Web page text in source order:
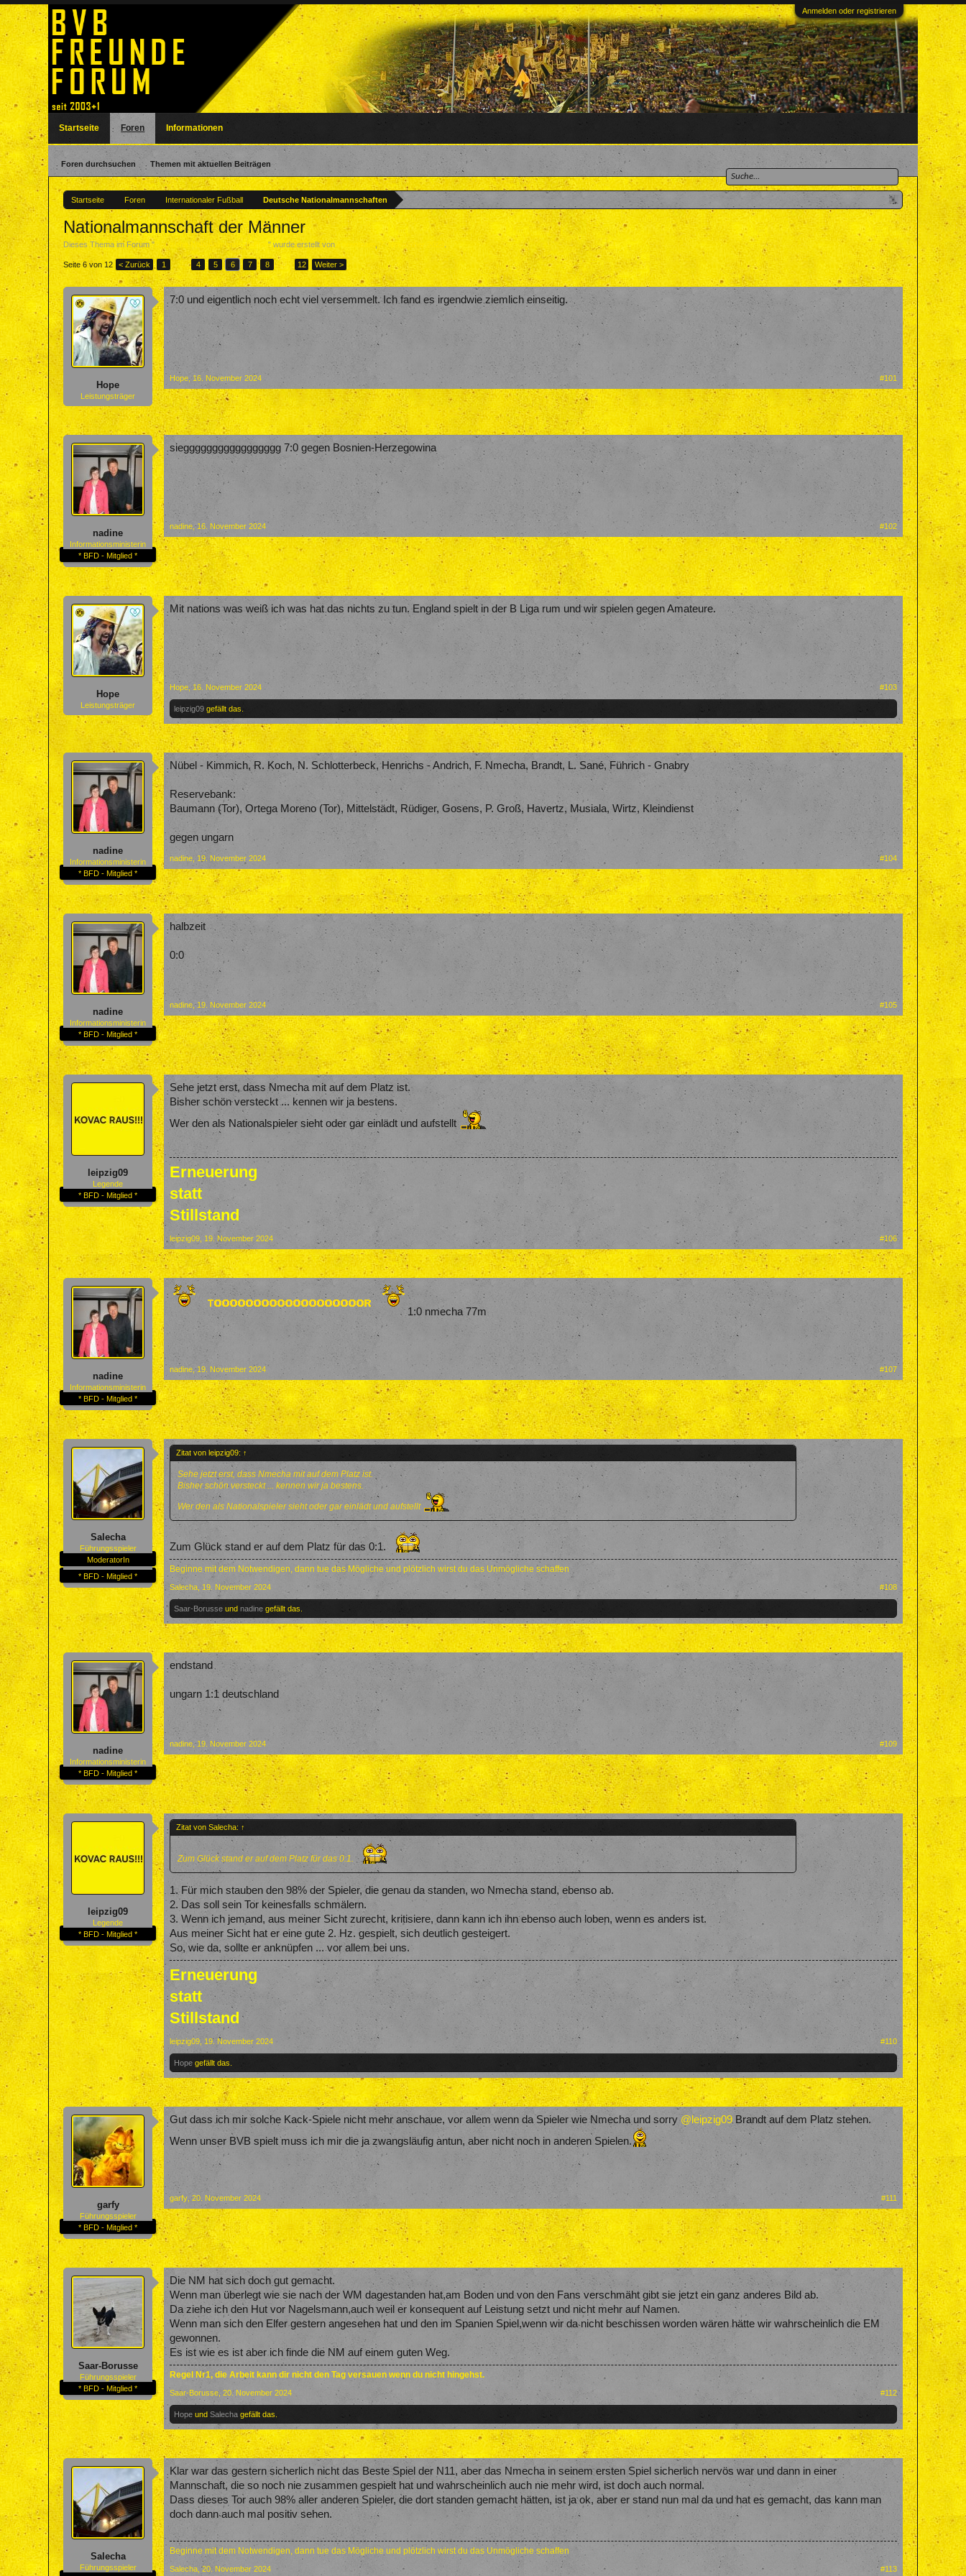
Anmelden oder registrieren
Startseite Foren Internationaler Fußball Deutsche Nationalmannschaften
Nationalmannschaft der Männer
Dieses Thema im Forum "Deutsche Nationalmannschaften" wurde erstellt von Forenteam , 7. November 2023
Seite 6 von 12 < Zurück 1 ← 4 5 6 7 8 → 12 Weiter >
Hope
Leistungsträger
7:0 und eigentlich noch echt viel versemmelt. Ich fand es irgendwie ziemlich einseitig.
Hope 16. November 2024 #101
nadine
Informationsministerin
* BFD - Mitglied *
sieggggggggggggggggg 7:0 gegen Bosnien-Herzegowina
nadine , 16. November 2024 #102
Hope
Leistungsträger
Mit nations was weiß ich was hat das nichts zu tun. England spielt in der B Liga rum und wir spielen gegen Amateure.
Hope 16. November 2024 #103
leipzig09 gefällt das.
nadine
Informationsministerin
* BFD - Mitglied *
Nübel - Kimmich, R. Koch, N. Schlotterbeck, Henrichs - Andrich, F. Nmecha, Brandt, L. Sané, Führich - Gnabry
Reservebank:
Baumann (Tor), Ortega Moreno (Tor), Mittelstädt, Rüdiger, Gosens, P. Groß, Havertz, Musiala, Wirtz, Kleindienst
gegen ungarn
nadine 19. November 2024 #104
nadine
Informationsministerin
* BFD - Mitglied *
halbzeit
0:0
nadine , 19. November 2024 #105
leipzig09
Legende
* BFD - Mitglied *
Sehe jetzt erst, dass Nmecha mit auf dem Platz ist.
Bisher schön versteckt ... kennen wir ja bestens.
Wer den als Nationalspieler sieht oder gar einlädt und aufstellt
Erneuerung
statt
Stillstand
leipzig09 19. November 2024 #106
nadine
Informationsministerin
* BFD - Mitglied *
1:0 nmecha 77m
nadine , 19. November 2024 #107
Salecha
Führungsspieler
ModeratorIn
* BFD - Mitglied *
Zitat von leipzig09: ↑
Sehe jetzt erst, dass Nmecha mit auf dem Platz ist.
Bisher schön versteckt ... kennen wir ja bestens.
Wer den als Nationalspieler sieht oder gar einlädt und aufstellt
Zum Glück stand er auf dem Platz für das 0:1.
Beginne mit dem Notwendigen, dann tue das Mögliche und plötzlich wirst du das Unmögliche schaffen
Salecha 19. November 2024 #108
Saar-Borusse undnadine gefällt das.
nadine
Informationsministerin
* BFD - Mitglied *
endstand
ungarn 1:1 deutschland
nadine , 19. November 2024 #109
leipzig09
Legende
* BFD - Mitglied *
Zitat von Salecha: ↑
Zum Glück stand er auf dem Platz für das 0:1.
1. Für mich stauben den 98% der Spieler, die genau da standen, wo Nmecha stand, ebenso ab.
2. Das soll sein Tor keinesfalls schmälern.
3. Wenn ich jemand, aus meiner Sicht zurecht, kritisiere, dann kann ich ihn ebenso auch loben, wenn es anders ist.
Aus meiner Sicht hat er eine gute 2. Hz. gespielt, sich deutlich gesteigert.
So, wie da, sollte er anknüpfen ... vor allem bei uns.
Erneuerung
statt
Stillstand
leipzig09 19. November 2024 #110
Hope gefällt das.
garfy
Führungsspieler
* BFD - Mitglied *
Gut dass ich mir solche Kack-Spiele nicht mehr anschaue, vor allem wenn da Spieler wie Nmecha und sorry @leipzig09Brandt auf dem Platz stehen.
Wenn unser BVB spielt muss ich mir die ja zwangsläufig antun, aber nicht noch in anderen Spielen.
garfy 20. November 2024 #111
Saar-Borusse
Führungsspieler
* BFD - Mitglied *
Die NM hat sich doch gut gemacht.
Wenn man überlegt wie sie nach der WM dagestanden hat,am Boden und von den Fans verschmäht gibt sie jetzt ein ganz anderes Bild ab.
Da ziehe ich den Hut vor Nagelsmann,auch weil er konsequent auf Leistung setzt und nicht mehr auf Namen.
Wenn man sich den Elfer gestern angesehen hat und den im Spanien Spiel,wenn wir da nicht beschissen worden wären hätte wir wahrscheinlich die EM
gewonnen.
Es ist wie es ist aber ich finde die NM auf einem guten Weg.
Regel Nr1, die Arbeit kann dir nicht den Tag versauen wenn du nicht hingehst.
Saar-Borusse 20. November 2024 #112
Hope undSalecha gefällt das.
Salecha
Führungsspieler
Klar war das gestern sicherlich nicht das Beste Spiel der N11, aber das Nmecha in seinem ersten Spiel sicherlich nervös war und dann in einer
Mannschaft, die so noch nie zusammen gespielt hat und wahrscheinlich auch nie mehr wird, ist doch auch normal.
Dass dieses Tor auch 98% aller anderen Spieler, die dort standen gemacht hätten, ist ja ok, aber er stand nun mal da und hat es gemacht, das kann man
doch dann auch mal positiv sehen.
Beginne mit dem Notwendigen, dann tue das Mögliche und plötzlich wirst du das Unmögliche schaffen
Salecha 20. November 2024 #113
Startseite Foren
Foren durchsuchen Themen mit aktuellen Beiträgen
Informationen